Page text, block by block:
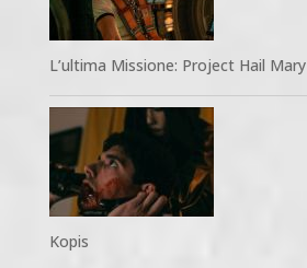
L’ultima Missione: Project Hail Mary
Kopis